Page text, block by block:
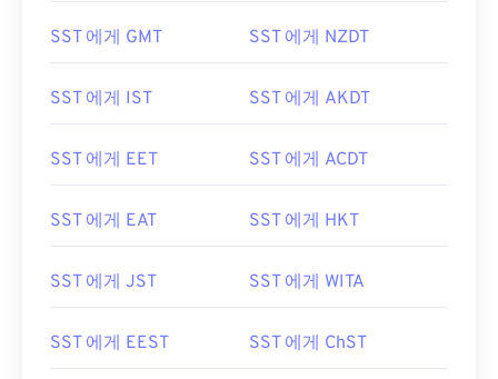
SST 에게 GMT SST 에게 NZDT
SST 에게 IST SST 에게 AKDT
SST 에게 EET SST 에게 ACDT
SST 에게 EAT SST 에게 HKT
SST 에게 JST SST 에게 WITA
SST 에게 EEST SST 에게 ChST